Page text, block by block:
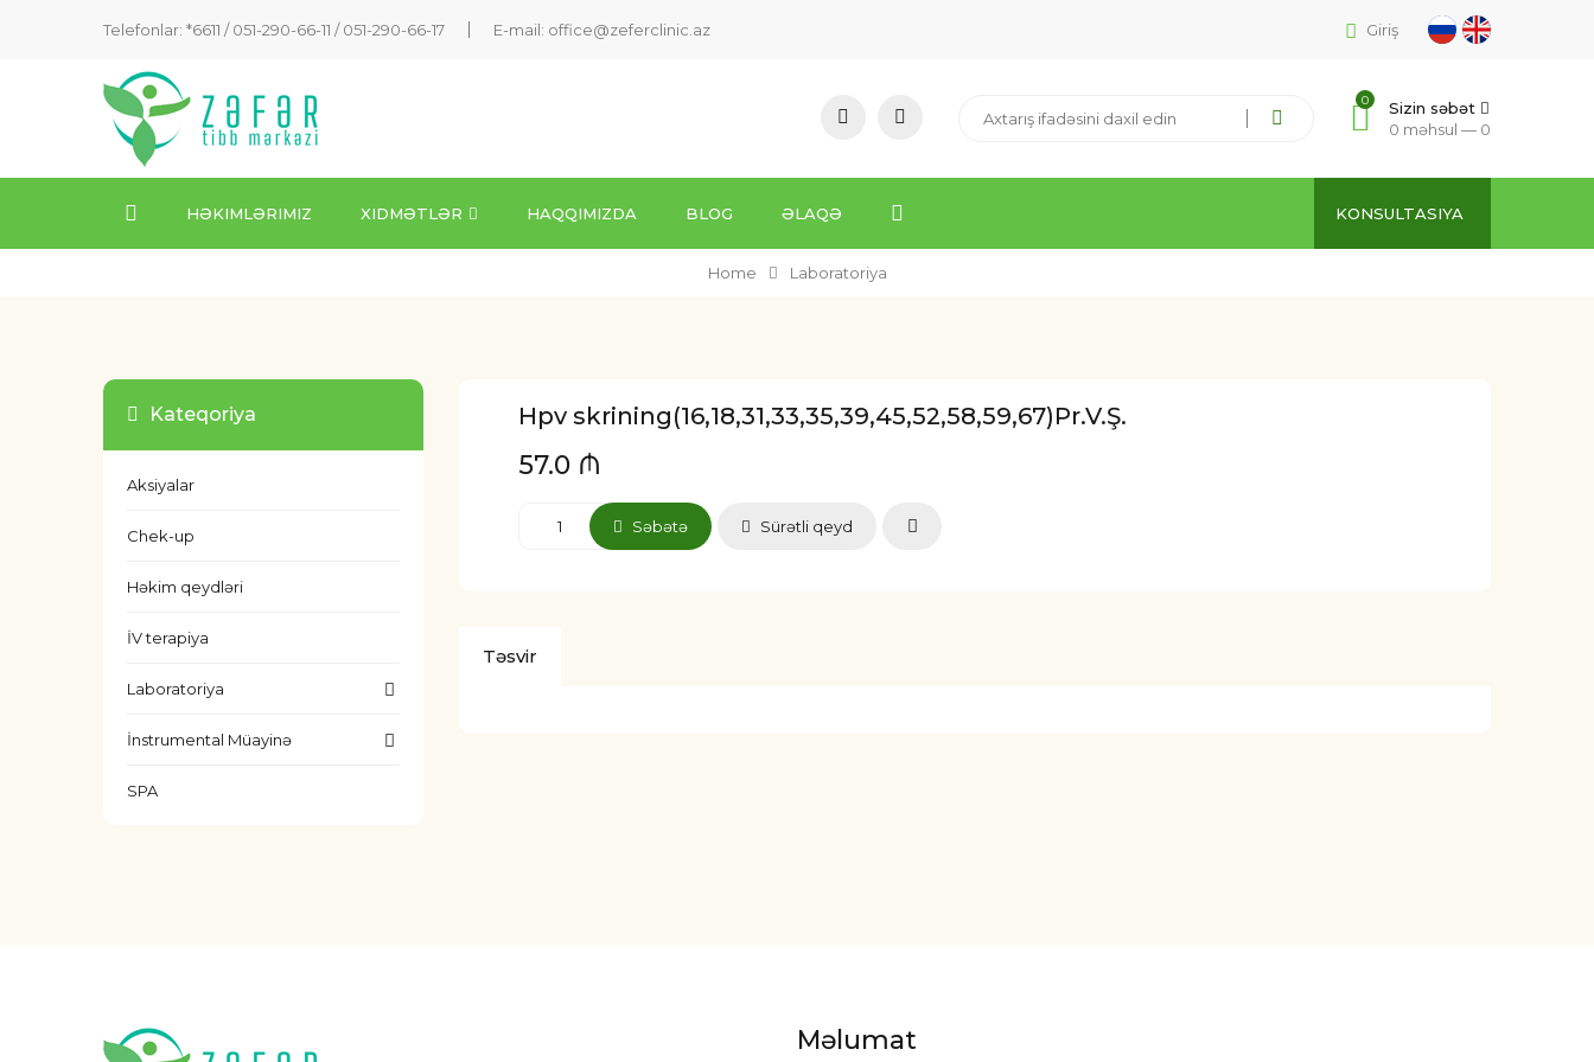
Telefonlar: *6611 /051-290-66-11 /051-290-66-17 E-mail: office@zeferclinic.az Giriş
0
Sizin səbət
0 məhsul — 0
HƏKIMLƏRIMIZ XIDMƏTLƏR HAQQIMIZDA BLOG ƏLAQƏ KONSULTASIYA
Home Laboratoriya
Hpv skrining(16,18,31,33,35,39,45,52,58,59,67)Pr.V.Ş.
57.0 ₼
Səbətə Sürətli qeyd
Təsvir
Kateqoriya
Aksiyalar
Chek-up
Həkim qeydləri
İV terapiya
Laboratoriya
İnstrumental Müayinə
SPA
Məlumat